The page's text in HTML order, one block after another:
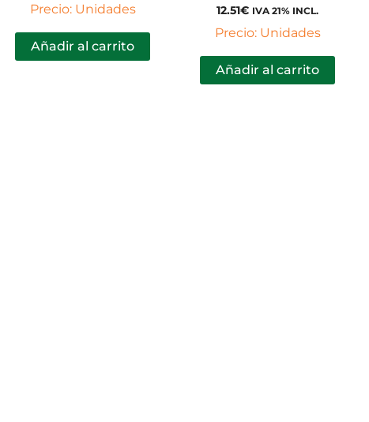
Precio: Unidades
Añadir al carrito
12.51€ IVA 21% INCL.
Precio: Unidades
Añadir al carrito